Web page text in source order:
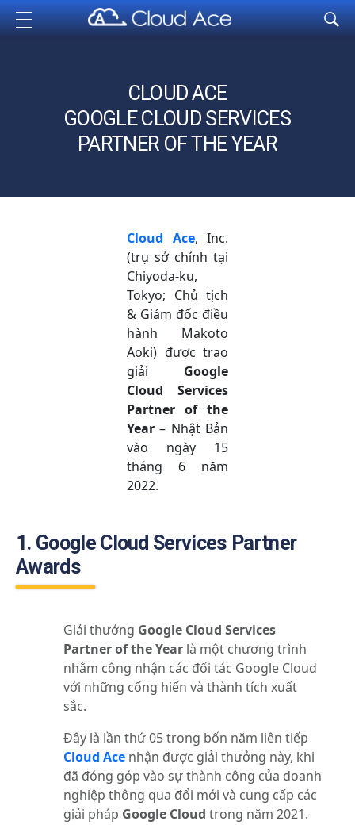
Cloud Ace
Nhà cung cấp giải pháp trên GCP cho doanh nghiệp
CLOUD ACE
GOOGLE CLOUD SERVICES
PARTNER OF THE YEAR
Cloud Ace, Inc.
(trụ sở chính tại
Chiyoda-ku,
Tokyo; Chủ tịch
& Giám đốc điều
hành Makoto
Aoki) được trao
giải Google
Cloud Services
Partner of the
Year – Nhật Bản
vào ngày 15
tháng 6 năm
2022.
1. Google Cloud Services Partner
Awards
Giải thưởng Google Cloud Services
Partner of the Year là một chương trình
nhằm công nhận các đối tác Google Cloud
với những cống hiến và thành tích xuất
sắc.
Đây là lần thứ 05 trong bốn năm liên tiếp
Cloud Ace nhận được giải thưởng này, khi
đã đóng góp vào sự thành công của doanh
nghiệp thông qua đổi mới và cung cấp các
giải pháp Google Cloud trong năm 2021.